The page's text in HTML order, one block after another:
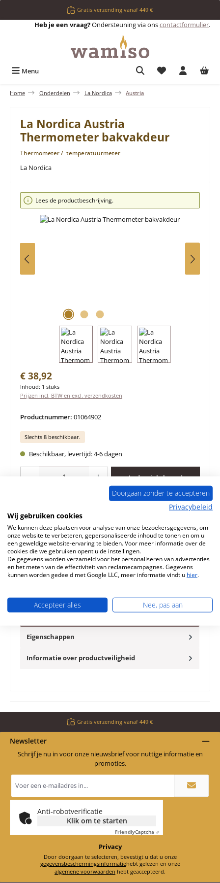
Ga naar de hoofdinhoudGratis verzending vanaf 449 €
Heb je een vraag?Ondersteuning via onscontactformulier.
Menu Je hebt 0 items
Home Onderdelen La Nordica Austria
La Nordica Austria
Thermometer bakvakdeur
Thermometer / temperatuurmeter
La Nordica
Afbeeldingengalerij overslaan
Lees de productbeschrijving.
Normale prijs:
€ 38,92
Inhoud: 1 stuks
Prijzen incl. BTW en excl. verzendkosten
Productnummer: 01064902
Slechts 8 beschikbaar.
Beschikbaar, levertijd: 4-6 dagen
In de winkelmand
Vraag over het product
Origineel Thermometer voor bakvakdeur voor de
Houtkachel La Nordica Austria La Nordica Austria
Eigenschappen
Informatie over productveiligheid
Gratis verzending vanaf 449 €
Newsletter
Schrijf je nu in voor onze nieuwsbrief voor nuttige informatie en
promoties.
mailadres
Anti-robotverificatie
Klik om te starten
FriendlyCaptcha ⇗
Privacy
Door doorgaan te selecteren, bevestigt u dat u onze
gegevensbeschermingsinformatie
hebt gelezen en onze
algemene voorwaarden hebt geaccepteerd.
Doorgaan zonder te accepteren
Privacybeleid
Wij gebruiken cookies
We kunnen deze plaatsen voor analyse van onze bezoekersgegevens, om
onze website te verbeteren, gepersonaliseerde inhoud te tonen en om u
een geweldige website-ervaring te bieden. Voor meer informatie over de
cookies die we gebruiken opent u de instellingen.
De gegevens worden verzameld voor het personaliseren van advertenties
en het meten van de effectiviteit van reclamecampagnes. Gegevens
kunnen worden gedeeld met Google LLC, meer informatie vindt u hier.
Accepteer alles Nee, pas aan